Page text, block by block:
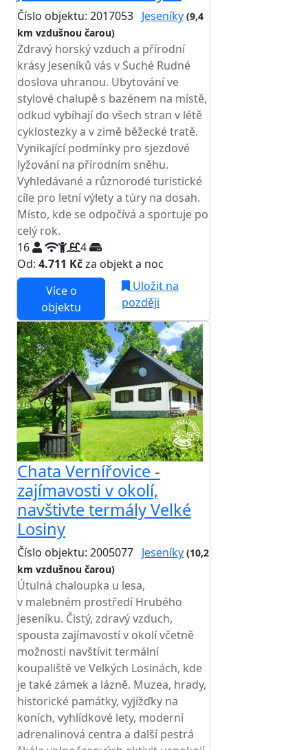
Číslo objektu: 2017053 Jeseníky (9,4
km vzdušnou čarou)
Zdravý horský vzduch a přírodní
krásy Jeseníků vás v Suché Rudné
doslova uhranou. Ubytování ve
stylové chalupě s bazénem na místě,
odkud vybíhají do všech stran v létě
cyklostezky a v zimě běžecké tratě.
Vynikající podmínky pro sjezdové
lyžování na přírodním sněhu.
Vyhledávané a různorodé turistické
cíle pro letní výlety a túry na dosah.
Místo, kde se odpočívá a sportuje po
celý rok.
16
4
Od: 4.711 Kčza objekt a noc
Více o
objektu
Uložit na
později
Chata Vernířovice -
zajímavosti v okolí,
navštivte termály Velké
Losiny
Číslo objektu: 2005077 Jeseníky (10,2
km vzdušnou čarou)
Útulná chaloupka u lesa,
v malebném prostředí Hrubého
Jeseníku. Čistý, zdravý vzduch,
spousta zajímavostí v okolí včetně
možnosti navštívit termální
koupaliště ve Velkých Losinách, kde
je také zámek a lázně. Muzea, hrady,
historické památky, vyjížďky na
koních, vyhlídkové lety, moderní
adrenalinová centra a další pestrá